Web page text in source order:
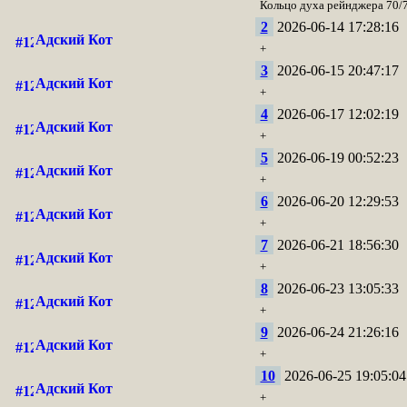
Кольцо духа рейнджера 70/
Адский Кот
2 2026-06-14 17:28:16
+
Адский Кот
3 2026-06-15 20:47:17
+
Адский Кот
4 2026-06-17 12:02:19
+
Адский Кот
5 2026-06-19 00:52:23
+
Адский Кот
6 2026-06-20 12:29:53
+
Адский Кот
7 2026-06-21 18:56:30
+
Адский Кот
8 2026-06-23 13:05:33
+
Адский Кот
9 2026-06-24 21:26:16
+
Адский Кот
10 2026-06-25 19:05:04
+